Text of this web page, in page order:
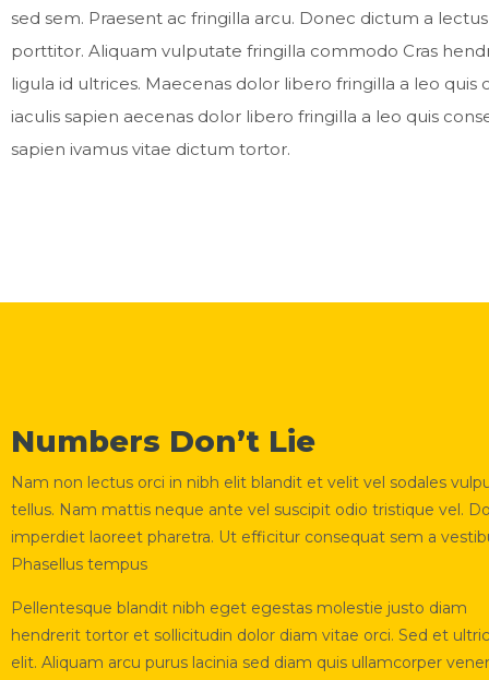
sed sem. Praesent ac fringilla arcu. Donec dictum a
porttitor. Aliquam vulputate fringilla commodo Cras
ligula id ultrices. Maecenas dolor libero fringilla a leo quis
iaculis sapien aecenas dolor libero fringilla a leo quis
sapien ivamus vitae dictum tortor.
Numbers Don’t Lie
Nam non lectus orci in nibh elit blandit et velit vel sodales
tellus. Nam mattis neque ante vel suscipit odio tristique vel.
imperdiet laoreet pharetra. Ut efficitur consequat sem a
Phasellus tempus
Pellentesque blandit nibh eget egestas molestie justo diam
hendrerit tortor et sollicitudin dolor diam vitae orci. Sed et
elit. Aliquam arcu purus lacinia sed diam quis ullamcorper